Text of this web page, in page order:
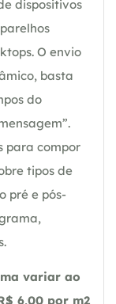
dispositivos
O envio
basta
do
para compor
tipos de
pré e pós-
variar ao
6,00 por m2